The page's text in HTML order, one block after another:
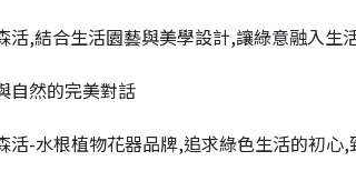
活,結合生活園藝與美學設計,讓綠意融入生
自然的完美對話
活-水根植物花器品牌,追求綠色生活的初心